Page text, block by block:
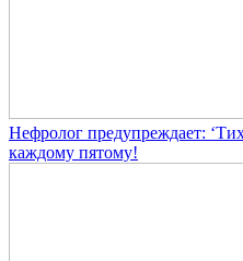
Нефролог предупреждает:
каждому пятому!